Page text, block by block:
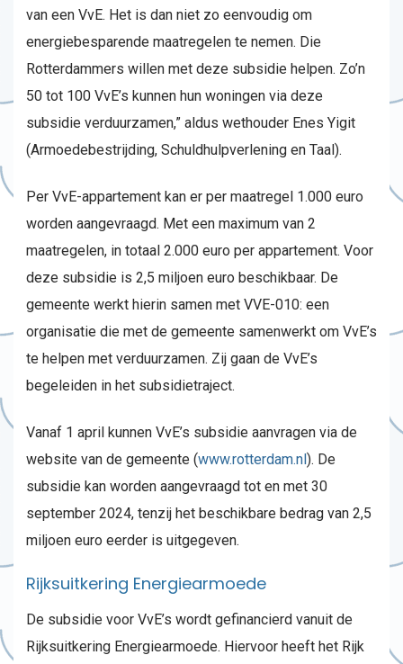
van een VvE. Het is dan niet zo eenvoudig om
energiebesparende maatregelen te nemen. Die
Rotterdammers willen met deze subsidie helpen. Zo’n
50 tot 100 VvE’s kunnen hun woningen via deze
subsidie verduurzamen,” aldus wethouder Enes Yigit
(Armoedebestrijding, Schuldhulpverlening en Taal).
Per VvE-appartement kan er per maatregel 1.000 euro
worden aangevraagd. Met een maximum van 2
maatregelen, in totaal 2.000 euro per appartement. Voor
deze subsidie is 2,5 miljoen euro beschikbaar. De
gemeente werkt hierin samen met VVE-010: een
organisatie die met de gemeente samenwerkt om VvE’s
te helpen met verduurzamen. Zij gaan de VvE’s
begeleiden in het subsidietraject.
Vanaf 1 april kunnen VvE’s subsidie aanvragen via de
website van de gemeente (www.rotterdam.nl). De
subsidie kan worden aangevraagd tot en met 30
september 2024, tenzij het beschikbare bedrag van 2,5
miljoen euro eerder is uitgegeven.
Rijksuitkering Energiearmoede
De subsidie voor VvE’s wordt gefinancierd vanuit de
Rijksuitkering Energiearmoede. Hiervoor heeft het Rijk